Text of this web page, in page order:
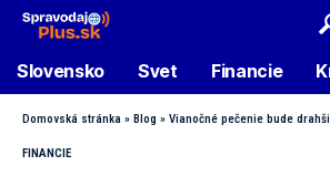
Slovensko Svet Financie
Domovská stránka » Blog » Vianočné pečenie bude drahšie. Ceny
FINANCIE